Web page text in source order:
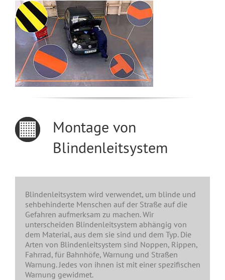
Montage von
Blindenleitsystem
Blindenleitsystem wird verwendet, um blinde und
sehbehinderte Menschen auf der Straße auf die
Gefahren aufmerksam zu machen. Wir
unterscheiden Blindenleitsystem abhängig von
dem Material, aus dem sie sind und dem Typ. Die
Arten von Blindenleitsystem sind Noppen, Rippen,
Fahrrad, für Bahnhöfe, Warnung und Straßen
Warnung. Jedes von ihnen ist mit einer spezifischen
Warnung gewidmet.